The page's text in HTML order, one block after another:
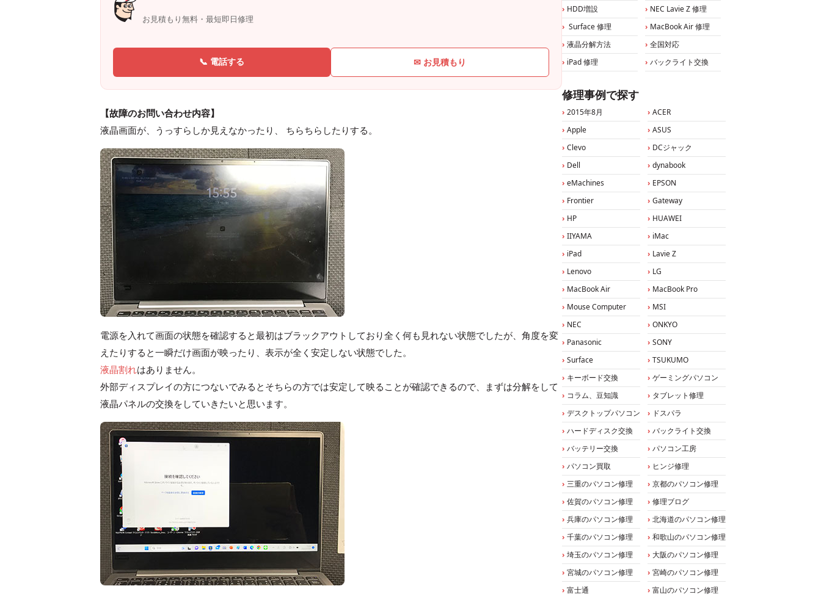
お見積もり無料・最短即日修理
📞 電話する ✉ お見積もり
【故障のお問い合わせ内容】
液晶画面が、うっすらしか見えなかったり、 ちらちらしたりする。
電源を入れて画面の状態を確認すると最初はブラックアウトしており全く何も見れない状態でしたが、角度を変
えたりすると一瞬だけ画面が映ったり、表示が全く安定しない状態でした。
液晶割れはありません。
外部ディスプレイの方につないでみるとそちらの方では安定して映ることが確認できるので、まずは分解をして
液晶パネルの交換をしていきたいと思います。
HDD増設
NEC Lavie Z 修理
Surface 修理
MacBook Air 修理
液晶分解方法
全国対応
iPad 修理
バックライト交換
修理事例で探す
2015年8月
ACER
Apple
ASUS
Clevo
DCジャック
Dell
dynabook
eMachines
EPSON
Frontier
Gateway
HP
HUAWEI
IIYAMA
iMac
iPad
Lavie Z
Lenovo
LG
MacBook Air
MacBook Pro
Mouse Computer
MSI
NEC
ONKYO
Panasonic
SONY
Surface
TSUKUMO
キーボード交換
ゲーミングパソコン
コラム、豆知識
タブレット修理
デスクトップパソコン
ドスパラ
ハードディスク交換
バックライト交換
バッテリー交換
パソコン工房
パソコン買取
ヒンジ修理
三重のパソコン修理
京都のパソコン修理
佐賀のパソコン修理
修理ブログ
兵庫のパソコン修理
北海道のパソコン修理
千葉のパソコン修理
和歌山のパソコン修理
埼玉のパソコン修理
大阪のパソコン修理
宮城のパソコン修理
宮崎のパソコン修理
富士通
富山のパソコン修理